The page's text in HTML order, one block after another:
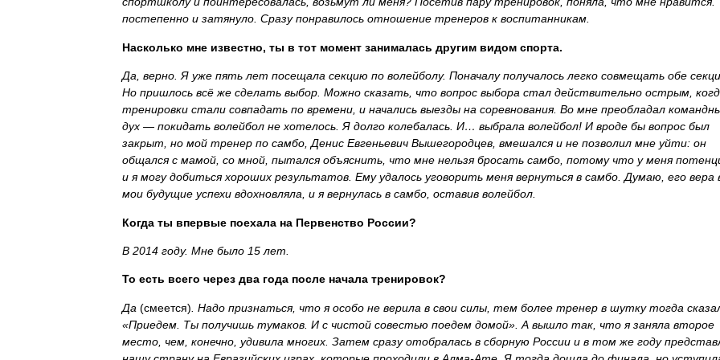
постепенно и затянуло. Сразу понравилось отношение тренеров к воспитанникам.
Насколько мне известно, ты в тот момент занималась другим видом спорта.
Да, верно. Я уже пять лет посещала секцию по волейболу. Поначалу получалось легко совмещать обе
Но пришлось всё же сделать выбор. Можно сказать, что вопрос выбора стал действительно острым,
тренировки стали совпадать по времени, и начались выезды на соревнования. Во мне преобладал
дух — покидать волейбол не хотелось. Я долго колебалась. И… выбрала волейбол! И вроде бы вопрос был
закрыт, но мой тренер по самбо, Денис Евгеньевич Вышегородцев, вмешался и не позволил мне уйти: он
общался с мамой, со мной, пытался объяснить, что мне нельзя бросать самбо, потому что у меня
и я могу добиться хороших результатов. Ему удалось уговорить меня вернуться в самбо. Думаю, его вера
мои будущие успехи вдохновляла, и я вернулась в самбо, оставив волейбол.
Когда ты впервые поехала на Первенство России?
В 2014 году. Мне было 15 лет.
То есть всего через два года после начала тренировок?
Да (смеется) . Надо признаться, что я особо не верила в свои силы, тем более тренер в шутку тогда
«Приедем. Ты получишь тумаков. И с чистой совестью поедем домой». А вышло так, что я заняла второе
место, чем, конечно, удивила многих. Затем сразу отобралась в сборную России и в том же году